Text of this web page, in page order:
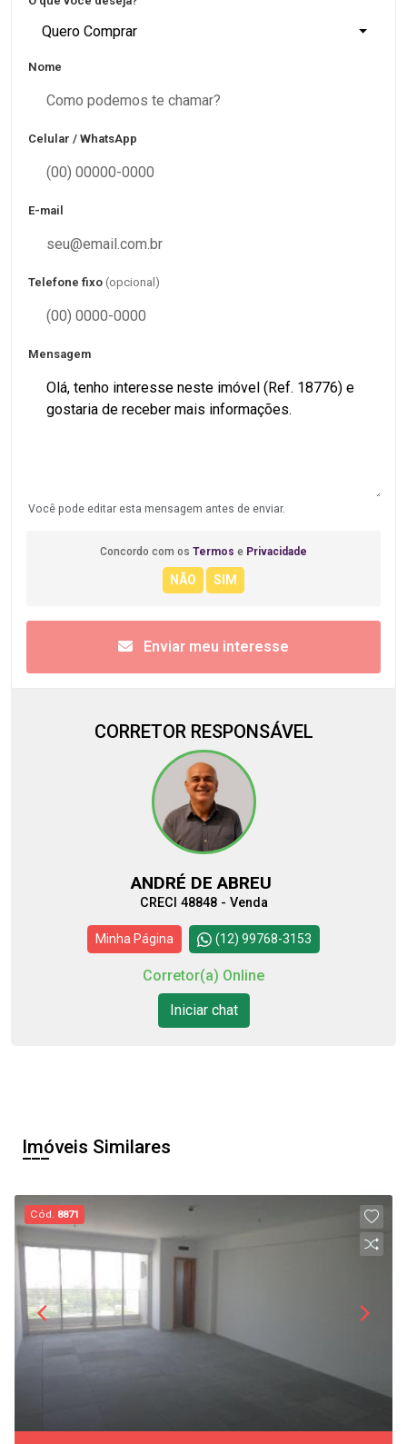
Quero Comprar
Nome
Celular / WhatsApp
E-mail
Telefone fixo (opcional)
Mensagem
Você pode editar esta mensagem antes de enviar.
Concordo com os Termos e Privacidade
Enviar meu interesse
CORRETOR RESPONSÁVEL
ANDRÉ DE ABREU
CRECI 48848 - Venda
Minha Página (12) 99768-3153
Corretor(a) Online
Iniciar chat
Imóveis Similares
Cód. 8871